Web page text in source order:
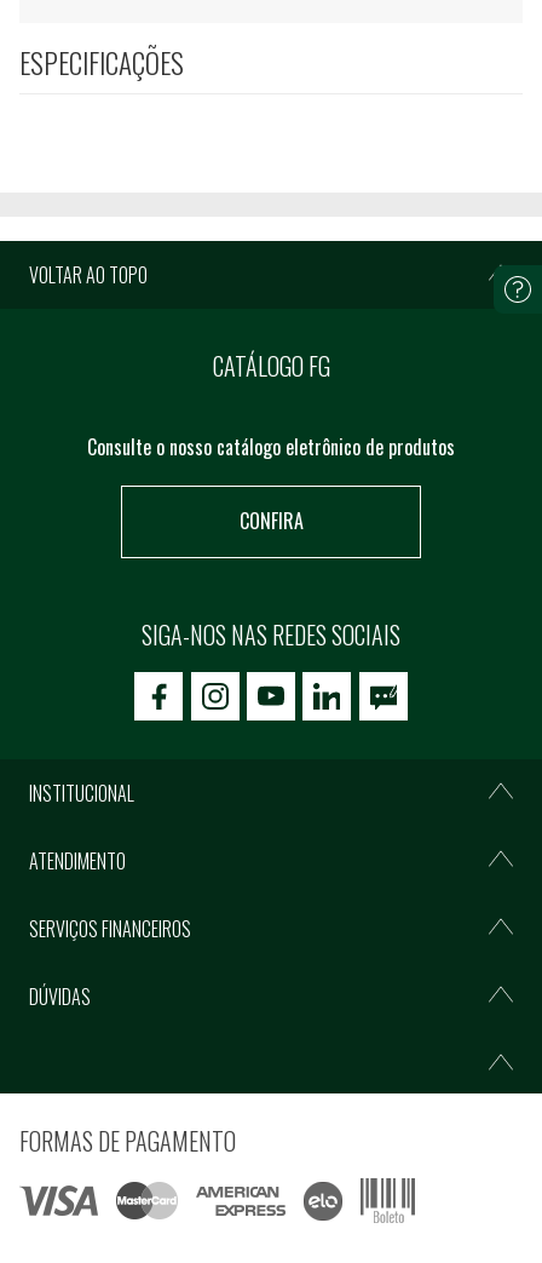
ESPECIFICAÇÕES
VOLTAR AO TOPO
CATÁLOGO FG
Consulte o nosso catálogo eletrônico de produtos
CONFIRA
SIGA-NOS NAS REDES SOCIAIS
icon-facebookicon-social02icon-social03
INSTITUCIONAL
ATENDIMENTO
SERVIÇOS FINANCEIROS
DÚVIDAS
FORMAS DE PAGAMENTO